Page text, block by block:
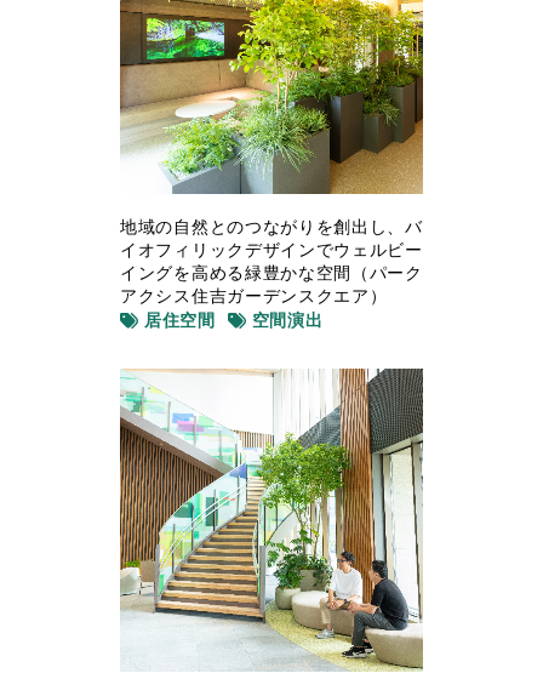
地域の自然とのつながりを創出し、バ
イオフィリックデザインでウェルビー
イングを高める緑豊かな空間（パーク
アクシス住吉ガーデンスクエア）
居住空間
空間演出